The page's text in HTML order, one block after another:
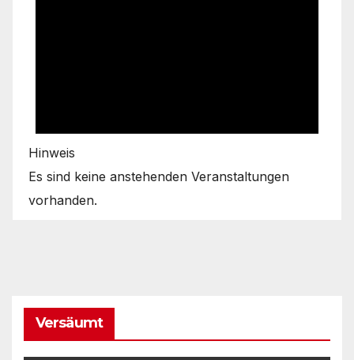
Hinweis
Es sind keine anstehenden Veranstaltungen
vorhanden.
Versäumt